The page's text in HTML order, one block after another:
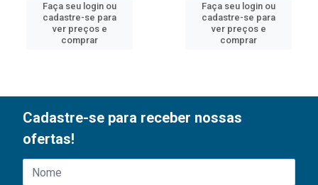
Faça seu login ou
cadastre-se para
ver preços e
comprar
Faça seu login ou
cadastre-se para
ver preços e
comprar
Cadastre-se para receber nossas
ofertas!